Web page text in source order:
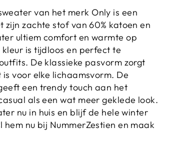
van het merk Only is een
zijn zachte stof van 60% katoen en
ultiem comfort en warmte op
is tijdloos en perfect te
De klassieke pasvorm zorgt
voor elke lichaamsvorm. De
een trendy touch aan het
als een wat meer geklede look.
nu in huis en blijf de hele winter
nu bij NummerZestien en maak